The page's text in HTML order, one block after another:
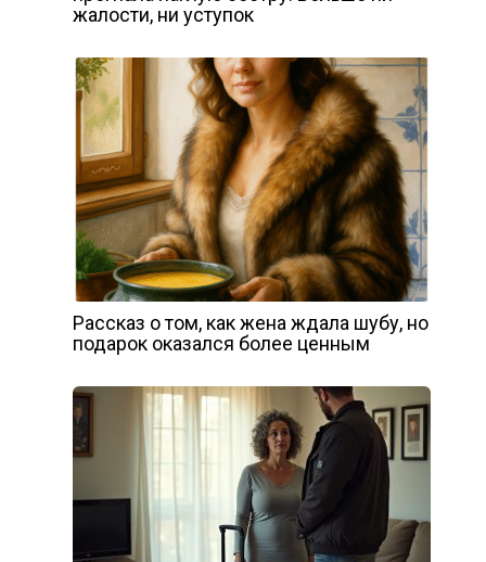
жалости, ни уступок
Рассказ о том, как жена ждала шубу, но
подарок оказался более ценным